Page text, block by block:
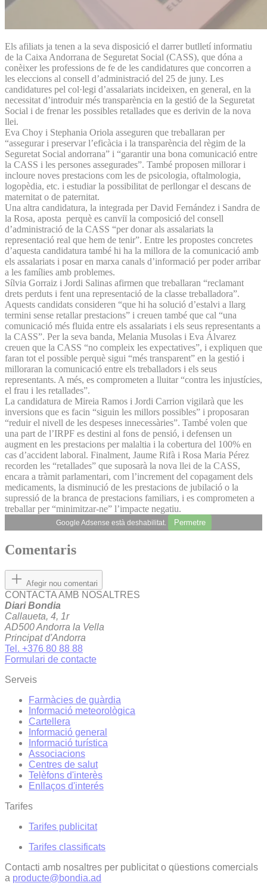
Els afiliats ja tenen a la seva disposició el darrer butlletí informatiu
de la Caixa Andorrana de Seguretat Social (CASS), que dóna a
conèixer les professions de fe de les candidatures que concorren a
les eleccions al consell d’administració del 25 de juny. Les
candidatures pel col·legi d’assalariats incideixen, en general, en la
necessitat d’introduir més transparència en la gestió de la Seguretat
Social i de frenar les possibles retallades que es derivin de la nova
llei.
Eva Choy i Stephania Oriola asseguren que treballaran per
“assegurar i preservar l’eficàcia i la transparència del règim de la
Seguretat Social andorrana” i “garantir una bona comunicació entre
la CASS i les persones assegurades”. També proposen millorar i
incloure noves prestacions com les de psicologia, oftalmologia,
logopèdia, etc. i estudiar la possibilitat de perllongar el descans de
maternitat o de paternitat.
Una altra candidatura, la integrada per David Fernández i Sandra de
la Rosa, aposta perquè es canviï la composició del consell
d’administració de la CASS “per donar als assalariats la
representació real que hem de tenir”. Entre les propostes concretes
d’aquesta candidatura també hi ha la millora de la comunicació amb
els assalariats i posar en marxa canals d’informació per poder arribar
a les famílies amb problemes.
Sílvia Gorraiz i Jordi Salinas afirmen que treballaran “reclamant
drets perduts i fent una representació de la classe treballadora”.
Aquests candidats consideren “que hi ha solució d’estalvi a llarg
termini sense retallar prestacions” i creuen també que cal “una
comunicació més fluida entre els assalariats i els seus representants a
la CASS”. Per la seva banda, Melania Musolas i Eva Álvarez
creuen que la CASS “no compleix les expectatives”, i expliquen que
faran tot el possible perquè sigui “més transparent” en la gestió i
milloraran la comunicació entre els treballadors i els seus
representants. A més, es comprometen a lluitar “contra les injustícies,
el frau i les retallades”.
La candidatura de Mireia Ramos i Jordi Carrion vigilarà que les
inversions que es facin “siguin les millors possibles” i proposaran
“reduir el nivell de les despeses innecessàries”. També volen que
una part de l’IRPF es destini al fons de pensió, i defensen un
augment en les prestacions per malaltia i la cobertura del 100% en
cas d’accident laboral. Finalment, Jaume Rifà i Rosa Maria Pérez
recorden les “retallades” que suposarà la nova llei de la CASS,
encara a tràmit parlamentari, com l’increment del copagament dels
medicaments, la disminució de les prestacions de jubilació o la
supressió de la branca de prestacions familiars, i es comprometen a
treballar per “minimitzar-ne” l’impacte negatiu.
Google Adsense està deshabilitat. Permetre
Comentaris
Afegir nou comentari
CONTACTA AMB NOSALTRES
Diari Bondia
Callaueta, 4, 1r
AD500 Andorra la Vella
Principat d'Andorra
Tel. +376 80 88 88
Formulari de contacte
Serveis
Farmàcies de guàrdia
Informació meteorològica
Cartellera
Informació general
Informació turística
Associacions
Centres de salut
Telèfons d'interès
Enllaços d'interés
Tarifes
Tarifes publicitat
Tarifes classificats
Contacti amb nosaltres per publicitat o qüestions comercials
a producte@bondia.ad